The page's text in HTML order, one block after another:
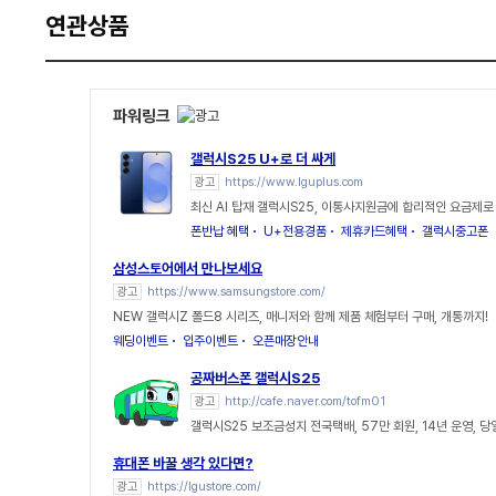
연관상품
파워링크
갤럭시S25 U+로 더 싸게
광고 https://www.lguplus.com
최신 AI 탑재 갤럭시S25, 이통사지원금에 합리적인 요금제
폰반납 혜택
U+전용경품 제휴카드혜택 갤럭시중고폰
삼성스토어에서 만나보세요
광고 https://www.samsungstore.com/
NEW 갤럭시Z 폴드8 시리즈, 매니저와 함께 제품 체험부터 구매, 개통까지!
웨딩이벤트
입주이벤트 오픈매장안내
공짜버스폰 갤럭시S25
광고 http://cafe.naver.com/tofm01
갤럭시S25 보조금성지 전국택배, 57만 회원, 14년 운영, 당
휴대폰 바꿀 생각 있다면?
광고 https://lgustore.com/